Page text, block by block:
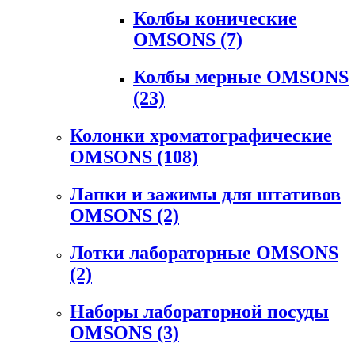
Колбы конические
OMSONS (7)
Колбы мерные OMSONS
(23)
Колонки хроматографические
OMSONS (108)
Лапки и зажимы для штативов
OMSONS (2)
Лотки лабораторные OMSONS
(2)
Наборы лабораторной посуды
OMSONS (3)